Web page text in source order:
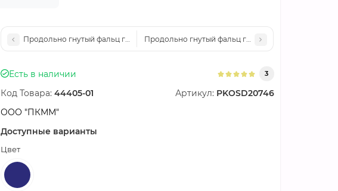
Продольно гнутый фальц гладкий 0,45 Полиэстер RAL 3020
Продольно гнутый фальц гладкий 0,45 Полиэстер
Есть в наличии 3
Код Товара: 44405-01 Артикул: PKOSD20746
ООО "ПКММ"
Доступные варианты
Цвет